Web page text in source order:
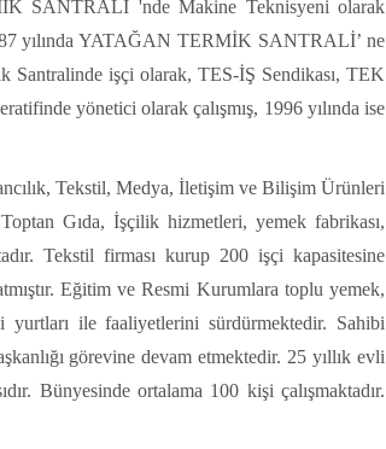
SANTRALİ 'nde Makine Teknisyeni olarak
yılında YATAĞAN TERMİK SANTRALİ’ ne
Santralinde işçi olarak, TES-İŞ Sendikası, TEK
yönetici olarak çalışmış, 1996 yılında ise
Tekstil, Medya, İletişim ve Bilişim Ürünleri
Gıda, İşçilik hizmetleri, yemek fabrikası,
Tekstil firması kurup 200 işçi kapasitesine
Eğitim ve Resmi Kurumlara toplu yemek,
ile faaliyetlerini sürdürmektedir. Sahibi
görevine devam etmektedir. 25 yıllık evli
Bünyesinde ortalama 100 kişi çalışmaktadır.